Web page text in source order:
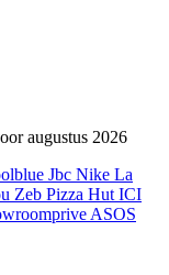
augustus 2026
Jbc Nike La
Zeb Pizza Hut ICI
ASOS